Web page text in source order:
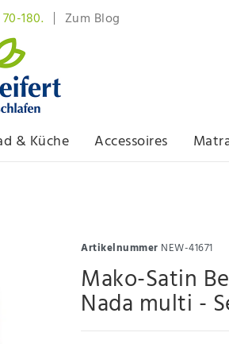
Zum Blog
180.
& Küche Accessoires
Artikelnummer NEW-41671
Mako-Satin
Nada multi -